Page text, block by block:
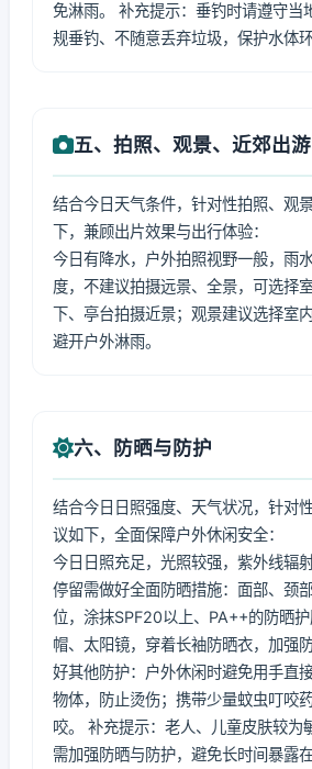
免淋雨。 补充提示：垂钓时请遵守当
规垂钓、不随意丢弃垃圾，保护水体
五、拍照、观景、近郊出游
结合今日天气条件，针对性拍照、观
下，兼顾出片效果与出行体验：
今日有降水，户外拍照视野一般，雨
度，不建议拍摄远景、全景，可选择
下、亭台拍摄近景；观景建议选择室
避开户外淋雨。
六、防晒与防护
结合今日日照强度、天气状况，针对
议如下，全面保障户外休闲安全：
今日日照充足，光照较强，紫外线辐
停留需做好全面防晒措施：面部、颈
位，涂抹SPF20以上、PA++的防晒
帽、太阳镜，穿着长袖防晒衣，加强
好其他防护：户外休闲时避免用手直
物体，防止烫伤；携带少量蚊虫叮咬
咬。 补充提示：老人、儿童皮肤较为
需加强防晒与防护，避免长时间暴露